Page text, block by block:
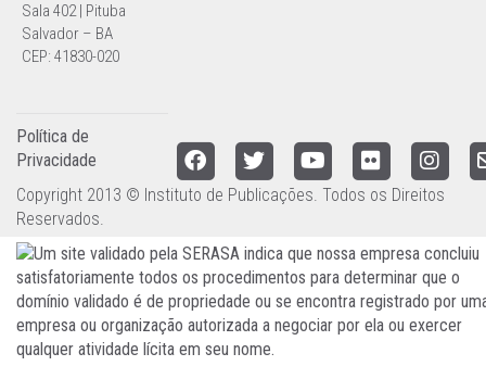
Sala 402 | Pituba
Salvador – BA
CEP: 41830-020
Política de
Privacidade
Copyright 2013 © Instituto de Publicações. Todos os Direitos
Reservados.